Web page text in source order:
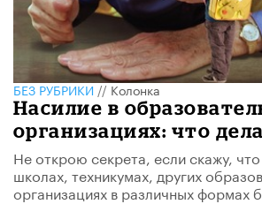
БЕЗ РУБРИКИ//Колонка
Насилие в
организациях: что
Не открою секрета, если скажу,
школах, техникумах, других
организациях в различных формах